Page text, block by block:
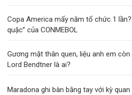
Copa America mấy năm tổ chức 1 lần?
quặc” của CONMEBOL
Gương mặt thân quen, liệu anh em còn
Lord Bendtner là ai?
Maradona ghi bàn bằng tay với kỳ quan